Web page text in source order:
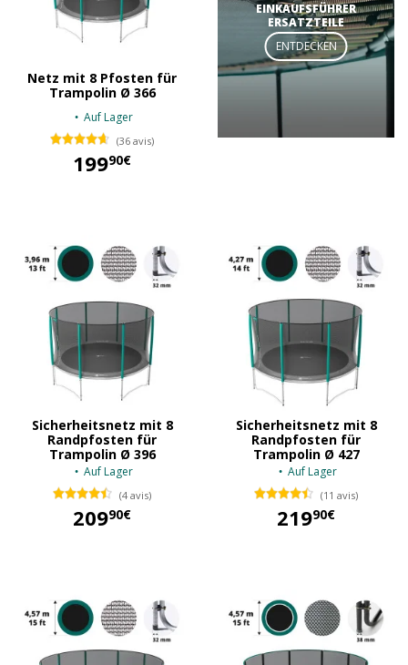
Netz mit 8 Pfosten für
Trampolin Ø 366
Auf Lager
(36 avis)
19990€
EINKAUFSFÜHRER
ERSATZTEILE
ENTDECKEN
Sicherheitsnetz mit 8
Randpfosten für
Trampolin Ø 396
Auf Lager
(4 avis)
20990€
Sicherheitsnetz mit 8
Randpfosten für
Trampolin Ø 427
Auf Lager
(11 avis)
21990€